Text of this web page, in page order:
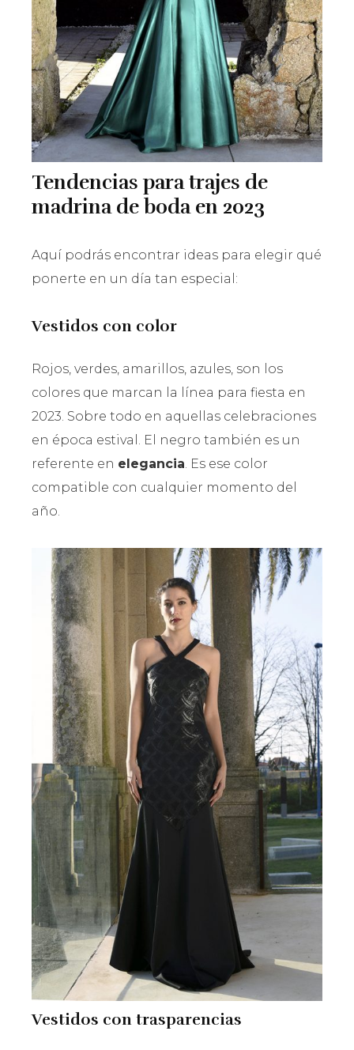
Tendencias para trajes de
madrina de boda en 2023
Aquí podrás encontrar ideas para elegir qué
ponerte en un día tan especial:
Vestidos con color
Rojos, verdes, amarillos, azules, son los
colores que marcan la línea para fiesta en
2023. Sobre todo en aquellas celebraciones
en época estival. El negro también es un
referente en elegancia. Es ese color
compatible con cualquier momento del
año.
Vestidos con trasparencias